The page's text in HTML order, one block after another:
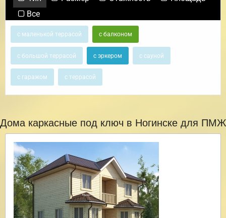
Все
с маленькой террасой с балконом
с большой террасой с эркером с сауной
с гаражом с террасой
Дома каркасные под ключ в Ногинске для ПМЖ